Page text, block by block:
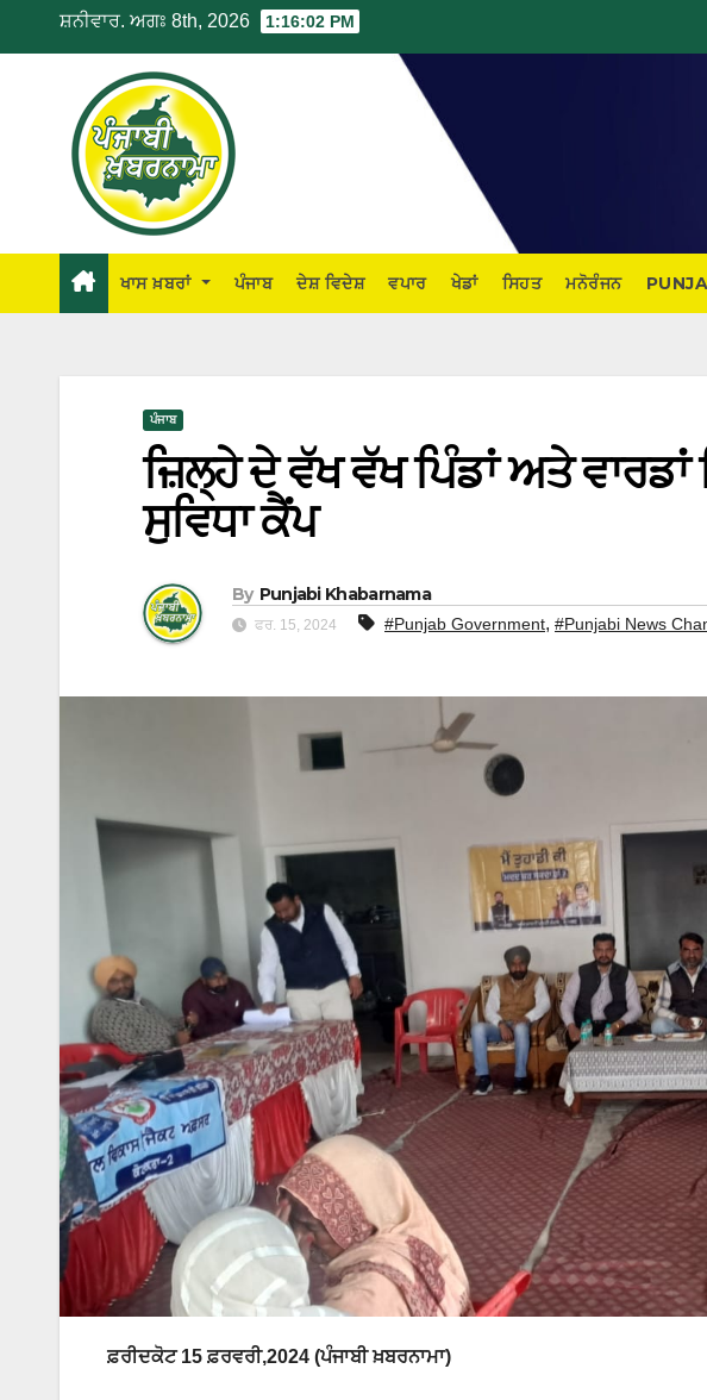
ਸ਼ਨੀਵਾਰ. ਅਗਃ 8th, 2026 1:16:03 PM
ਖਾਸ ਖ਼ਬਰਾਂ ਪੰਜਾਬ ਦੇਸ਼ ਵਿਦੇਸ਼ ਵਪਾਰ ਖੇਡਾਂ ਸਿਹਤ ਮਨੋਰੰਜਨ
ਪੰਜਾਬ
ਜ਼ਿਲ੍ਹੇ ਦੇ ਵੱਖ ਵੱਖ ਪਿੰਡਾਂ ਅਤੇ
ਸੁਵਿਧਾ ਕੈਂਪ
By Punjabi Khabarnama
ਫਰ. 15, 2024 #Punjab Government, #Punjabi News
ਫ਼ਰੀਦਕੋਟ 15 ਫ਼ਰਵਰੀ,2024 (ਪੰਜਾਬੀ ਖ਼ਬਰਨਾਮਾ)